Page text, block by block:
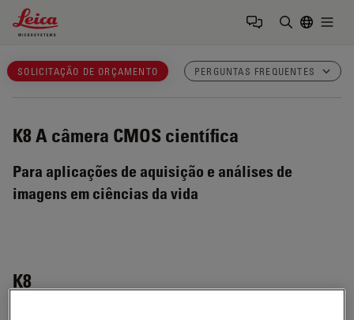
Leica Microsystems Logo
SOLICITAÇÃO DE ORÇAMENTO PERGUNTAS FREQUENTES
K8 A câmera CMOS científica
Para aplicações de aquisição e análises de
imagens em ciências da vida
K8